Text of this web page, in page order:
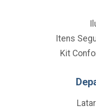
Itens
Kit